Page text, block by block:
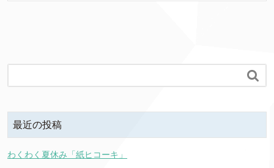

最近の投稿
わくわく夏休み「紙ヒコーキ」